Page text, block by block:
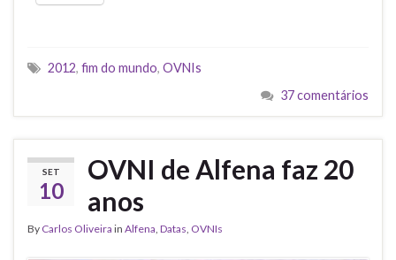
2012, fim do mundo, OVNIs
37 comentários
SET
10
OVNI de Alfena faz 20
anos
By Carlos Oliveira in Alfena Datas OVNIs